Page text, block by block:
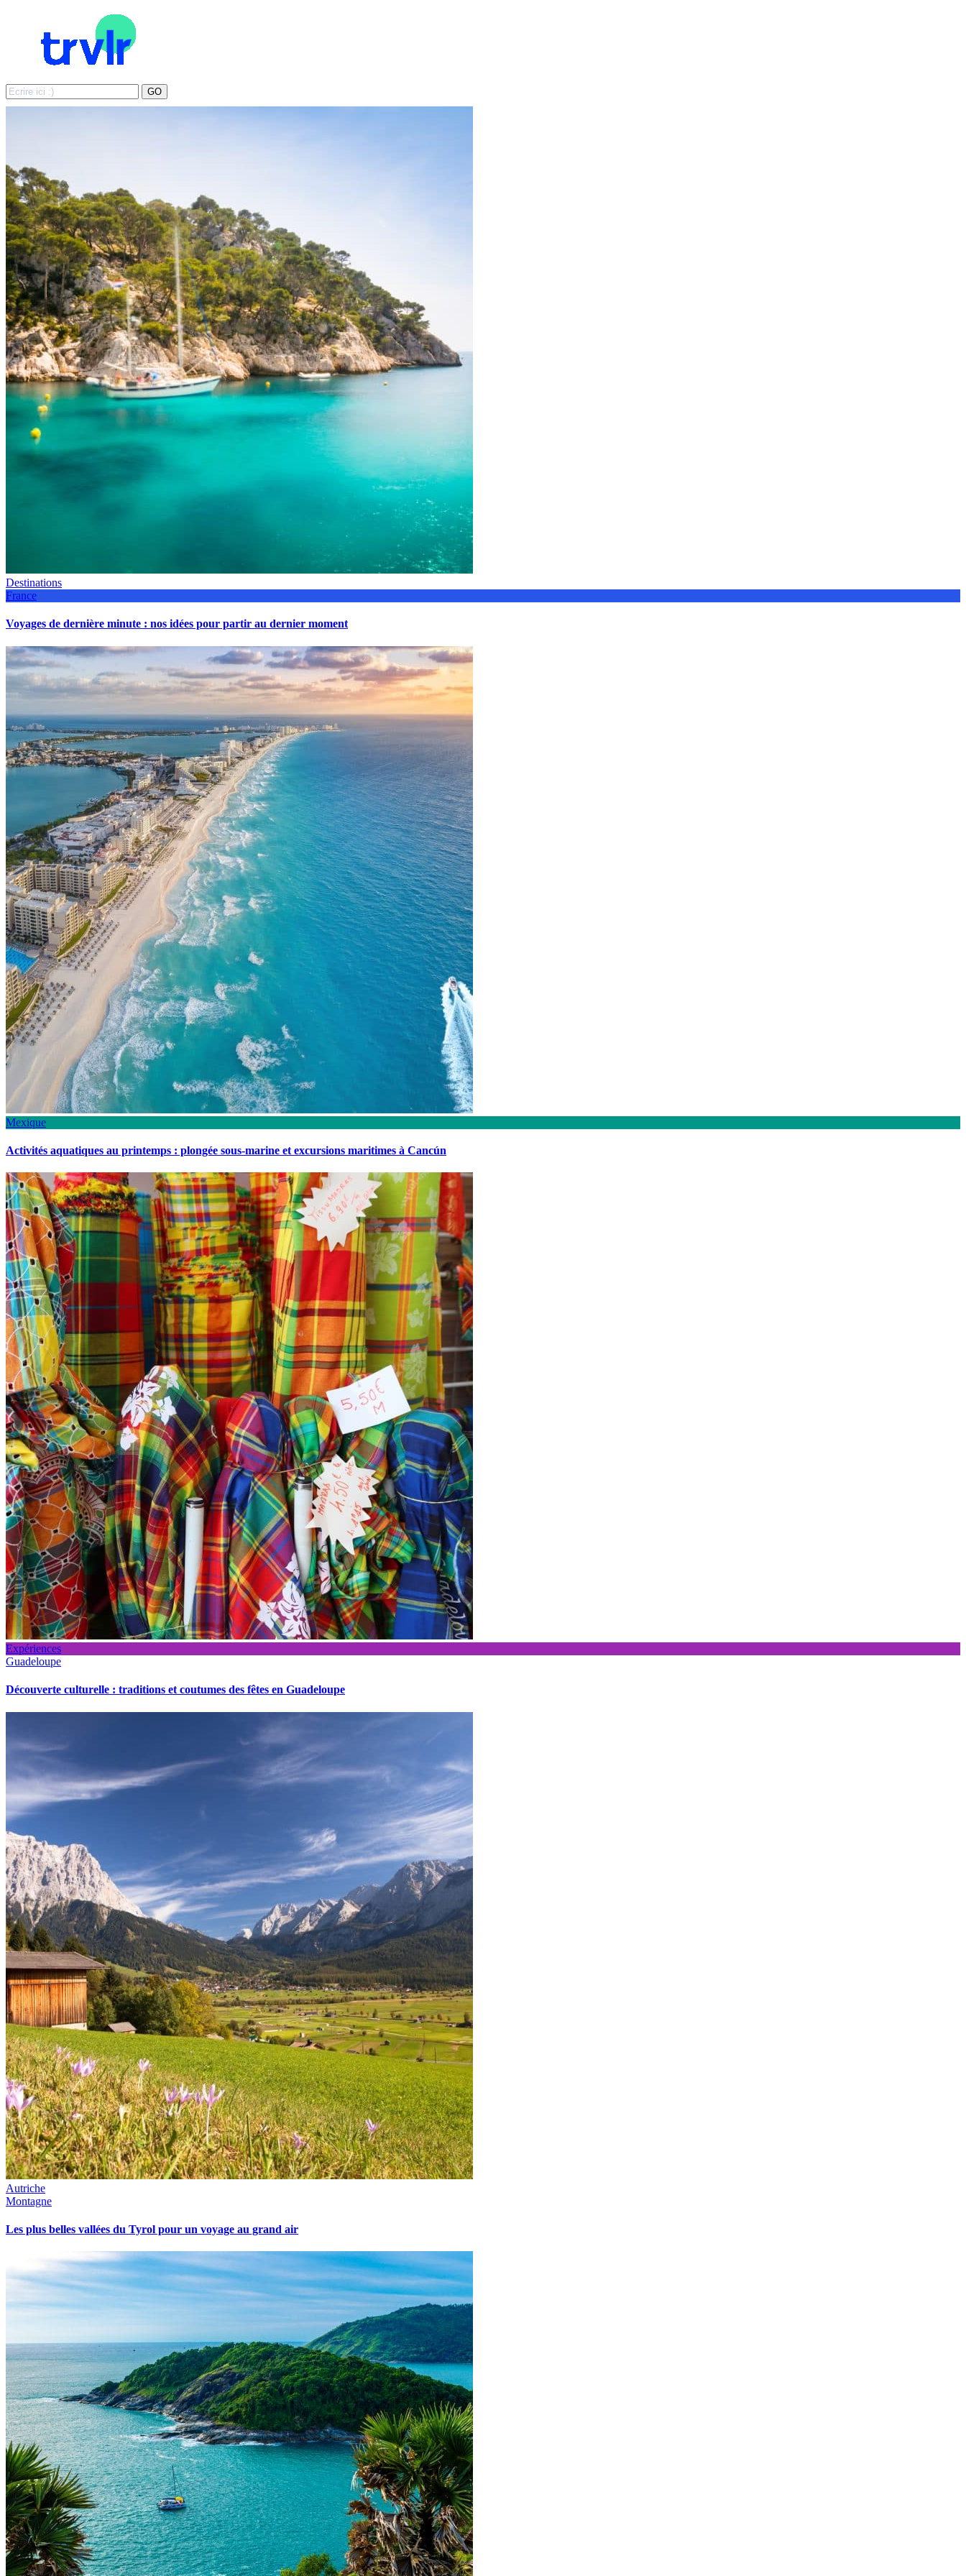
Search
for:
GO
Destinations
France
Voyages de dernière minute : nos idées pour partir au dernier moment
Mexique
Activités aquatiques au printemps : plongée sous-marine et excursions maritimes à Cancún
Expériences
Guadeloupe
Découverte culturelle : traditions et coutumes des fêtes en Guadeloupe
Autriche
Montagne
Les plus belles vallées du Tyrol pour un voyage au grand air